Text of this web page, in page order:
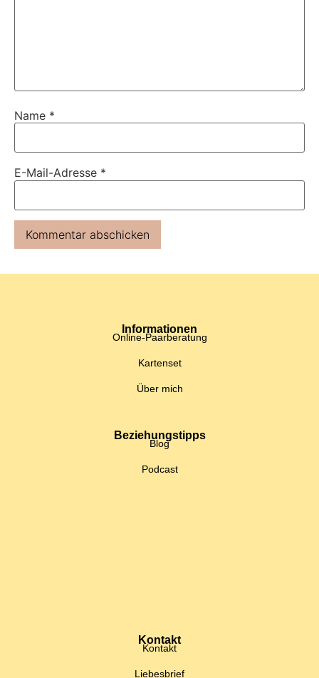
Name *
E-Mail-Adresse *
Informationen
Online-Paarberatung
Kartenset
Über mich
Beziehungstipps
Blog
Podcast
Kontakt
Kontakt
Liebesbrief